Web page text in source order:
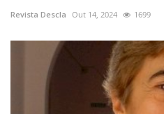
Revista Descla Out 14, 2024 1699